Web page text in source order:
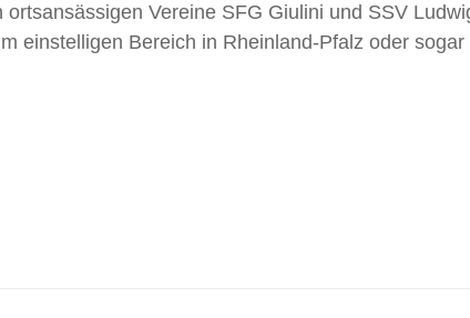
ortsansässigen Vereine SFG Giulini und SSV
einstelligen Bereich in Rheinland-Pfalz oder